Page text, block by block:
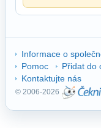
Informace o
Pomoc
Přidat do
Kontaktujte nás
© 2006-2026